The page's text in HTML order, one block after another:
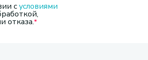
сусловиями
отказа.